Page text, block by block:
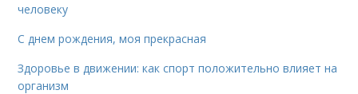
человеку
С днем рождения, моя прекрасная
Здоровье в движении: как спорт положительно влияет на
организм